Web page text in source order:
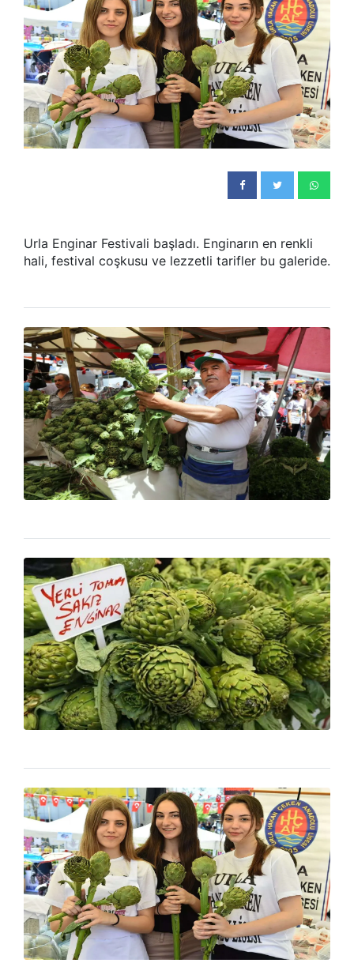
Urla Enginar Festivali başladı. Enginarın en renkli
hali, festival coşkusu ve lezzetli tarifler bu galeride.